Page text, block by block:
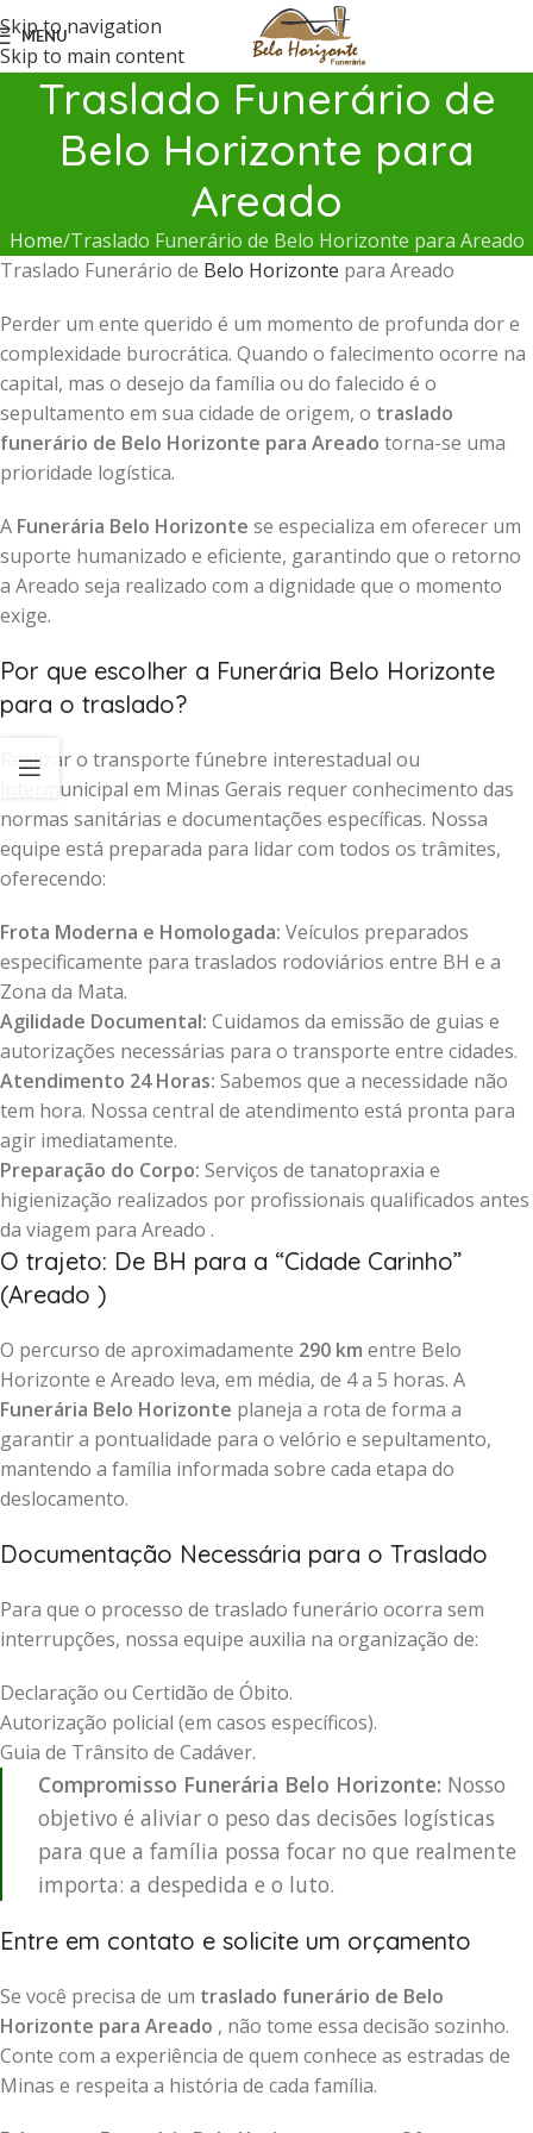
Skip to navigation
Skip to main content
MENU
Traslado Funerário de
Belo Horizonte para
Areado
Home Traslado Funerário de Belo Horizonte para Areado
Traslado Funerário de Belo Horizonte para Areado
Perder um ente querido é um momento de profunda dor e
complexidade burocrática. Quando o falecimento ocorre na
capital, mas o desejo da família ou do falecido é o
sepultamento em sua cidade de origem, o traslado
funerário de Belo Horizonte para Areado torna-se uma
prioridade logística.
A Funerária Belo Horizonte se especializa em oferecer um
suporte humanizado e eficiente, garantindo que o retorno
a Areado seja realizado com a dignidade que o momento
exige.
Por que escolher a Funerária Belo Horizonte
para o traslado?
Realizar o transporte fúnebre interestadual ou
intermunicipal em Minas Gerais requer conhecimento das
normas sanitárias e documentações específicas. Nossa
equipe está preparada para lidar com todos os trâmites,
oferecendo:
Frota Moderna e Homologada: Veículos preparados
especificamente para traslados rodoviários entre BH e a
Zona da Mata.
Agilidade Documental: Cuidamos da emissão de guias e
autorizações necessárias para o transporte entre cidades.
Atendimento 24 Horas: Sabemos que a necessidade não
tem hora. Nossa central de atendimento está pronta para
agir imediatamente.
Preparação do Corpo: Serviços de tanatopraxia e
higienização realizados por profissionais qualificados antes
da viagem para Areado .
O trajeto: De BH para a “Cidade Carinho”
(Areado )
O percurso de aproximadamente 290 km entre Belo
Horizonte e Areado leva, em média, de 4 a 5 horas. A
Funerária Belo Horizonte planeja a rota de forma a
garantir a pontualidade para o velório e sepultamento,
mantendo a família informada sobre cada etapa do
deslocamento.
Documentação Necessária para o Traslado
Para que o processo de traslado funerário ocorra sem
interrupções, nossa equipe auxilia na organização de:
Declaração ou Certidão de Óbito.
Autorização policial (em casos específicos).
Guia de Trânsito de Cadáver.
Compromisso Funerária Belo Horizonte: Nosso
objetivo é aliviar o peso das decisões logísticas
para que a família possa focar no que realmente
importa: a despedida e o luto.
Entre em contato e solicite um orçamento
Se você precisa de um traslado funerário de Belo
Horizonte para Areado , não tome essa decisão sozinho.
Conte com a experiência de quem conhece as estradas de
Minas e respeita a história de cada família.